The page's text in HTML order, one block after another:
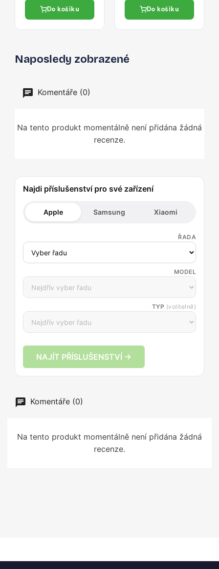
Do košíku Do košíku
Naposledy zobrazené
Komentáře (0)
Na tento produkt momentálně není přidána žádná
recenze.
Najdi příslušenství pro své zařízení
Apple Samsung Xiaomi
ŘADA
MODEL
TYP (volitelně)
NAJÍT PŘÍSLUŠENSTVÍ →
Komentáře (0)
Na tento produkt momentálně není přidána žádná
recenze.